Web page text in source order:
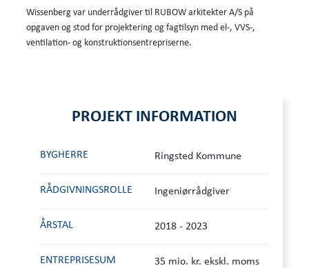
Wissenberg var underrådgiver til RUBOW arkitekter A/S på
opgaven og stod for projektering og fagtilsyn med el-, VVS-,
ventilation- og konstruktionsentrepriserne.
PROJEKT INFORMATION
BYGHERRE Ringsted Kommune
RÅDGIVNINGS­ROLLE Ingeniørrådgiver
ÅRSTAL 2018 - 2023
ENTREPRISESUM 35 mio. kr. ekskl. moms